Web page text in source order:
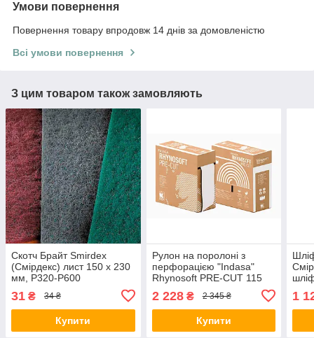
Умови повернення
Повернення товару впродовж 14 днів за домовленістю
Всі умови повернення
З цим товаром також замовляють
Скотч Брайт Smirdex
(Смірдекс) лист 150 х 230
мм, Р320-P600
31 ₴ 34 ₴
Купити
Рулон на поролоні з
перфорацією "Indasa"
Rhynosoft PRE-CUT 115
2 228₴ 2 345 ₴
Купити
1